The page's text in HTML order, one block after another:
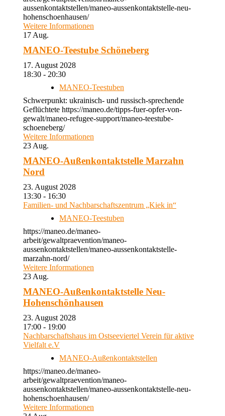
aussenkontaktstellen/maneo-aussenkontaktstelle-neu-
hohenschoenhausen/
Weitere Informationen
17 Aug.
MANEO-Teestube Schöneberg
17. August 2028
18:30 - 20:30
MANEO-Teestuben
Schwerpunkt: ukrainisch- und russisch-sprechende
Geflüchtete https://maneo.de/tipps-fuer-opfer-von-
gewalt/maneo-refugee-support/maneo-teestube-
schoeneberg/
Weitere Informationen
23 Aug.
MANEO-Außenkontaktstelle Marzahn
Nord
23. August 2028
13:30 - 16:30
Familien- und Nachbarschaftszentrum „Kiek in“
MANEO-Teestuben
https://maneo.de/maneo-
arbeit/gewaltpraevention/maneo-
aussenkontaktstellen/maneo-aussenkontaktstelle-
marzahn-nord/
Weitere Informationen
23 Aug.
MANEO-Außenkontaktstelle Neu-
Hohenschönhausen
23. August 2028
17:00 - 19:00
Nachbarschaftshaus im Ostseeviertel Verein für aktive
Vielfalt e.V
MANEO-Außenkontaktstellen
https://maneo.de/maneo-
arbeit/gewaltpraevention/maneo-
aussenkontaktstellen/maneo-aussenkontaktstelle-neu-
hohenschoenhausen/
Weitere Informationen